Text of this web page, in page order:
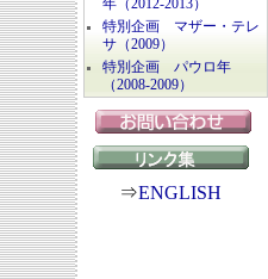
年（2012-2013）
特別企画 マザー・テレ
サ（2009）
特別企画 パウロ年
（2008-2009）
⇒ENGLISH